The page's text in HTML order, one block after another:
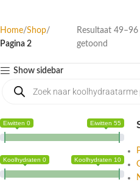
Home Shop
Pagina 2
Resultaat
getoond
Show sidebar
Eiwitten 0 Eiwitten 55
Koolhydraten 0 Koolhydraten 10